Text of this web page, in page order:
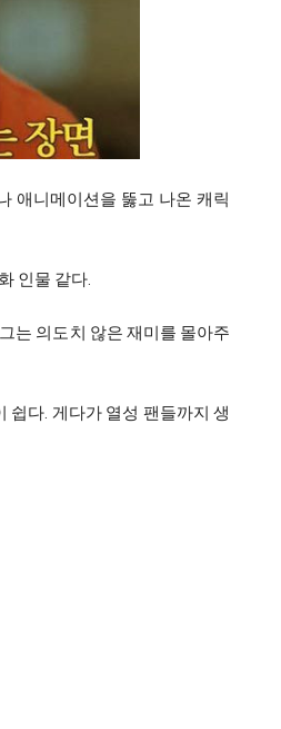
애니메이션을 뚫고 나온 캐릭
인물 같다.
는 의도치 않은 재미를 몰아주
쉽다. 게다가 열성 팬들까지 생